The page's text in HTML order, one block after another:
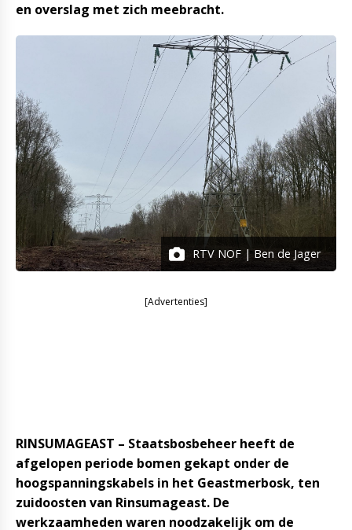
en overslag met zich meebracht.
RTV NOF | Ben de Jager
[Advertenties]
RINSUMAGEAST – Staatsbosbeheer heeft de
afgelopen periode bomen gekapt onder de
hoogspanningskabels in het Geastmerbosk, ten
zuidoosten van Rinsumageast. De
werkzaamheden waren noodzakelijk om de